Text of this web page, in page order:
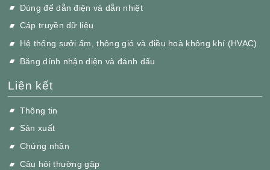
Dùng để dẫn điện và dẫn nhiệt
Cáp truyền dữ liệu
Hệ thống sưởi ấm, thông gió và điều hoà không khí (HVAC)
Băng dính nhận diện và đánh dấu
Liên kết
Thông tin
Sản xuất
Chứng nhận
Câu hỏi thường gặp